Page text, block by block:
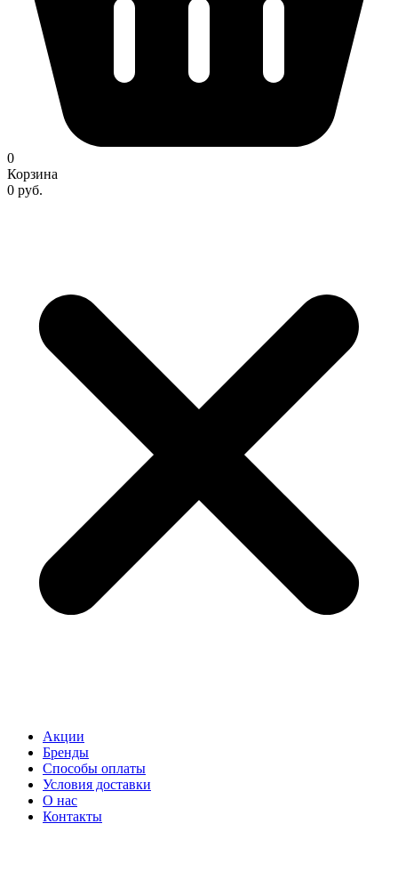
0
Корзина
0 руб.
Акции
Бренды
Способы оплаты
Условия доставки
О нас
Контакты